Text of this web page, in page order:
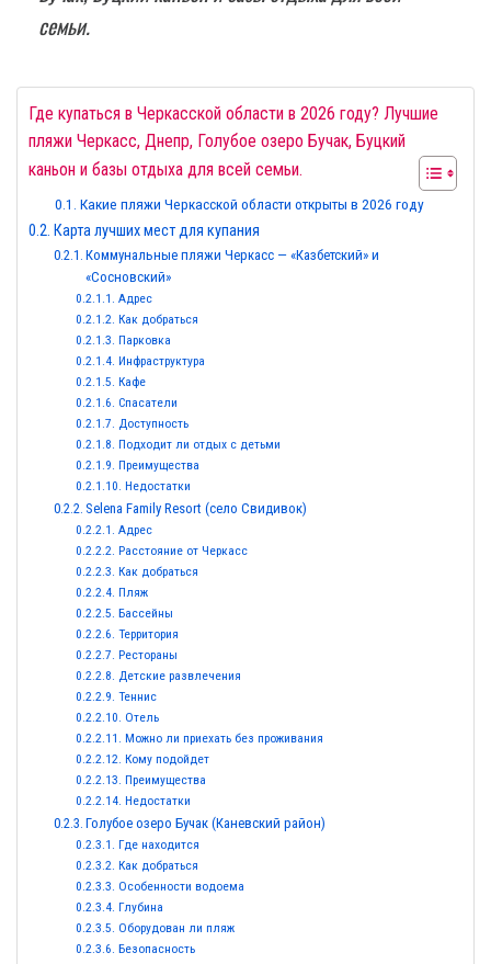
семьи.
Где купаться в Черкасской области в 2026 году? Лучшие
пляжи Черкасс, Днепр, Голубое озеро Бучак, Буцкий
каньон и базы отдыха для всей семьи.
Какие пляжи Черкасской области открыты в 2026 году
Карта лучших мест для купания
Коммунальные пляжи Черкасс — «Казбетский» и
«Сосновский»
Адрес
Как добраться
Парковка
Инфраструктура
Кафе
Спасатели
Доступность
Подходит ли отдых с детьми
Преимущества
Недостатки
Selena Family Resort (село Свидивок)
Адрес
Расстояние от Черкасс
Как добраться
Пляж
Бассейны
Территория
Рестораны
Детские развлечения
Теннис
Отель
Можно ли приехать без проживания
Кому подойдет
Преимущества
Недостатки
Голубое озеро Бучак (Каневский район)
Где находится
Как добраться
Особенности водоема
Глубина
Оборудован ли пляж
Безопасность